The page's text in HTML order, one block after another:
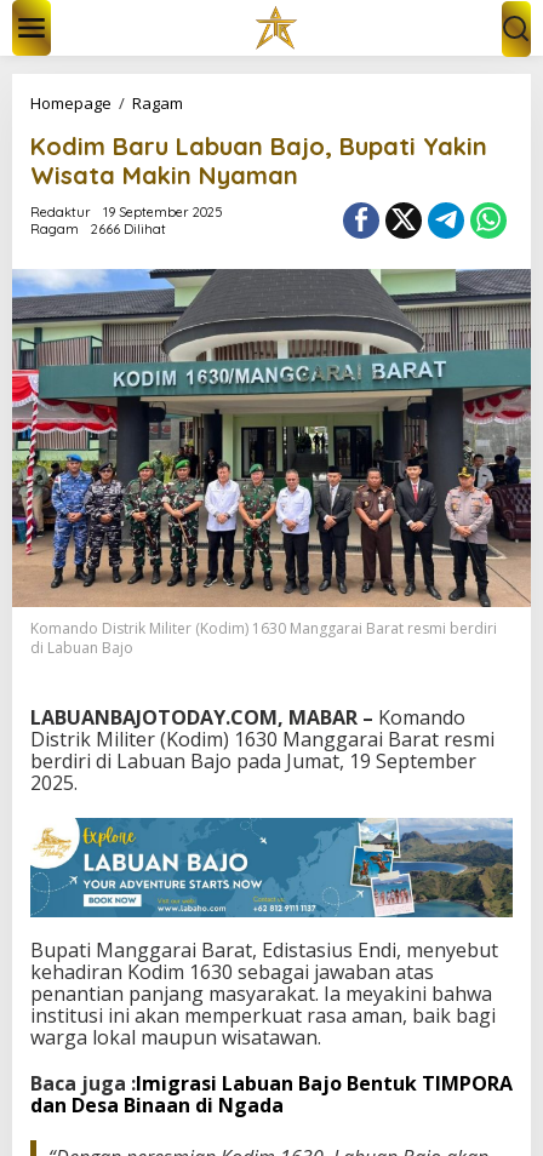
w
Homepage / Ragam
d
i
m
B
u
L
a
b
u
a
n
B
a
j
o
,
B
u
p
a
t
k
i
n
s
a
M
k
i
n
N
y
m
a
Kodim Baru Labuan Bajo, Bupati Yakin
Wisata Makin Nyaman
Redaktur
19 September 2025
Ragam
2666 Dilihat
Komando Distrik Militer (Kodim) 1630 Manggarai Barat resmi berdiri
di Labuan Bajo
LABUANBAJOTODAY.COM, MABAR – Komando
Distrik Militer (Kodim) 1630 Manggarai Barat resmi
berdiri di Labuan Bajo pada Jumat, 19 September
2025.
Bupati Manggarai Barat, Edistasius Endi, menyebut
kehadiran Kodim 1630 sebagai jawaban atas
penantian panjang masyarakat. Ia meyakini bahwa
institusi ini akan memperkuat rasa aman, baik bagi
warga lokal maupun wisatawan.
Baca juga :Imigrasi Labuan Bajo Bentuk TIMPORA
dan Desa Binaan di Ngada